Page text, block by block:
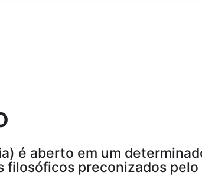
é aberto em um
preconizados pelo